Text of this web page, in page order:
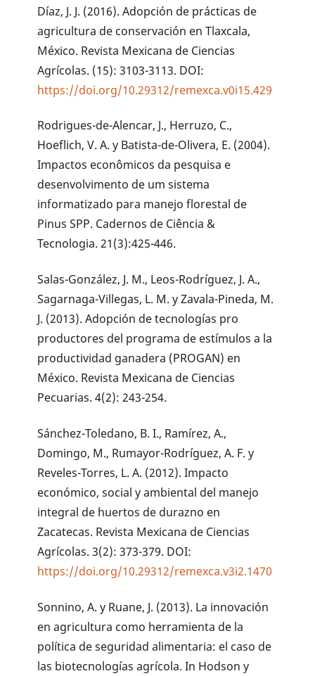
Díaz, J. J. (2016). Adopción de prácticas de
agricultura de conservación en Tlaxcala,
México. Revista Mexicana de Ciencias
Agrícolas. (15): 3103-3113. DOI:
https://doi.org/10.29312/remexca.v0i15.429
Rodrigues-de-Alencar, J., Herruzo, C.,
Hoeflich, V. A. y Batista-de-Olivera, E. (2004).
Impactos econômicos da pesquisa e
desenvolvimento de um sistema
informatizado para manejo florestal de
Pinus SPP. Cadernos de Ciência &
Tecnologia. 21(3):425-446.
Salas-González, J. M., Leos-Rodríguez, J. A.,
Sagarnaga-Villegas, L. M. y Zavala-Pineda, M.
J. (2013). Adopción de tecnologías pro
productores del programa de estímulos a la
productividad ganadera (PROGAN) en
México. Revista Mexicana de Ciencias
Pecuarias. 4(2): 243-254.
Sánchez-Toledano, B. I., Ramírez, A.,
Domingo, M., Rumayor-Rodríguez, A. F. y
Reveles-Torres, L. A. (2012). Impacto
económico, social y ambiental del manejo
integral de huertos de durazno en
Zacatecas. Revista Mexicana de Ciencias
Agrícolas. 3(2): 373-379. DOI:
https://doi.org/10.29312/remexca.v3i2.1470
Sonnino, A. y Ruane, J. (2013). La innovación
en agricultura como herramienta de la
política de seguridad alimentaria: el caso de
las biotecnologías agrícola. In Hodson y